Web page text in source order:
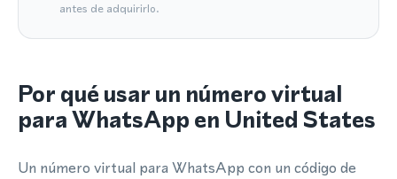
antes de adquirirlo.
Por qué usar un número virtual
para WhatsApp en United States
Un número virtual para WhatsApp con un código de